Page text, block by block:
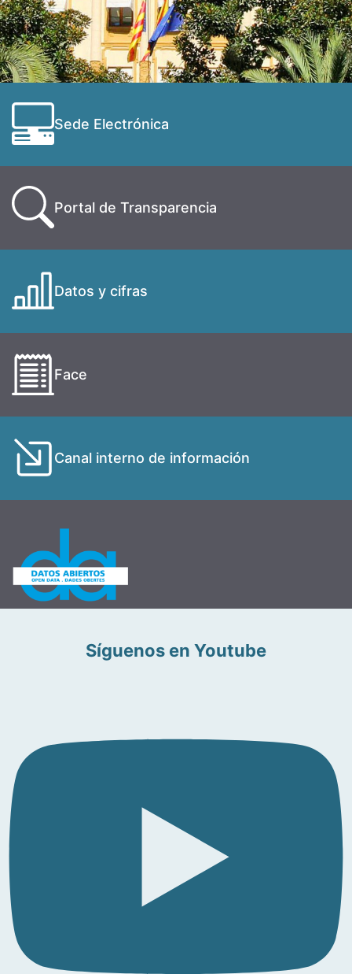
Sede Electrónica
Portal de Transparencia
Datos y cifras
Face
Canal interno de información
Síguenos en Youtube